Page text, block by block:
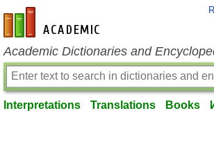
en-academic.com
Academic Dictionaries and
Interpretations Translations Books